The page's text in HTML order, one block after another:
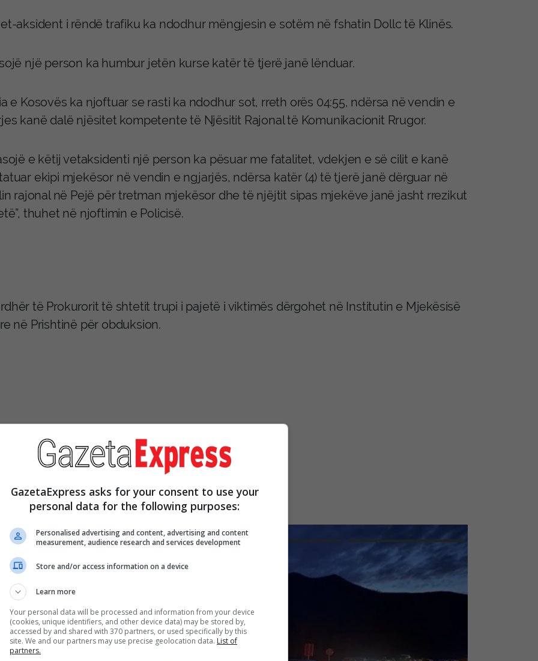
aksident i rëndë trafiku ka ndodhur mëngjesin e sotëm në fshatin Dollc të Klinës.
një person ka humbur jetën kurse katër të tjerë janë lënduar.
e Kosovës ka njoftuar se rasti ka ndodhur sot, rreth orës 04:55, ndërsa në vendin e
kanë dalë njësitet kompetente të Njësitit Rajonal të Komunikacionit Rrugor.
e kёtij vetaksidenti njё person ka pёsuar me fatalitet, vdekjen e sё cilit e kanё
ekipi mjekёsor nё vendin e ngjarjёs, ndёrsa katёr (4) tё tjerё janё dёrguar nё
rajonal nё Pejё pёr tretman mjekёsor dhe tё njëjtit sipas mjekёve janё jasht rrezikut
thuhet në njoftimin e Policisë.
të Prokurorit të shtetit trupi i pajetë i viktimës dërgohet në Institutin e Mjekësisë
në Prishtinë për obduksion.
GazetaExpress asks for your consent to use your
personal data for the following purposes:
Personalised advertising and content, advertising and content
measurement, audience research and services development
Store and/or access information on a device
Learn more
Your personal data will be processed and information from your device
(cookies, unique identifiers, and other device data) may be stored by,
accessed by and shared with 370 partners, or used specifically by this
site. We and our partners may use precise geolocation data. List of
partners.